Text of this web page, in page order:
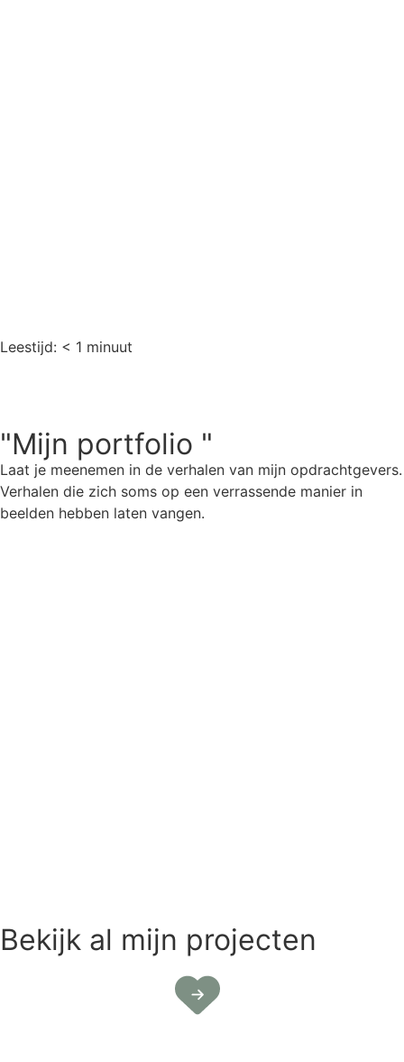
Leestijd: < 1 minuut
"Mijn portfolio "
Laat je meenemen in de verhalen van mijn opdrachtgevers.
Verhalen die zich soms op een verrassende manier in
beelden hebben laten vangen.
Bekijk al mijn projecten